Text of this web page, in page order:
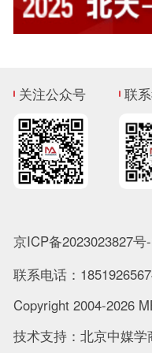
关注公众号 联
京ICP备2023023827号
联系电话：
Copyright 2004-2026
技术支持：北京中媒学